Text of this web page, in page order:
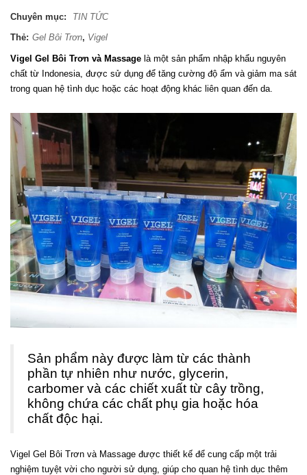
Chuyên mục:
TIN TỨC
Thẻ: Gel Bôi Trơn, Vigel
Vigel Gel Bôi Trơn và Massage là một sản phẩm nhập khẩu nguyên
chất từ Indonesia, được sử dụng để tăng cường độ ẩm và giảm ma sát
trong quan hệ tình dục hoặc các hoạt động khác liên quan đến da.
Sản phẩm này được làm từ các thành
phần tự nhiên như nước, glycerin,
carbomer và các chiết xuất từ cây trồng,
không chứa các chất phụ gia hoặc hóa
chất độc hại.
Vigel Gel Bôi Trơn và Massage được thiết kế để cung cấp một trải
nghiệm tuyệt vời cho người sử dụng, giúp cho quan hệ tình dục thêm